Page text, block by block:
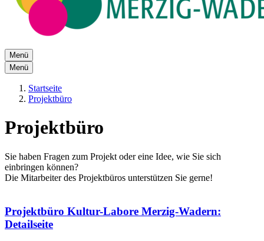
Menü
Menü
Startseite
Projektbüro
Projektbüro
Sie haben Fragen zum Projekt oder eine Idee, wie Sie sich
einbringen können?
Die Mitarbeiter des Projektbüros unterstützen Sie gerne!
Projektbüro Kultur-Labore Merzig-Wadern:
Detailseite